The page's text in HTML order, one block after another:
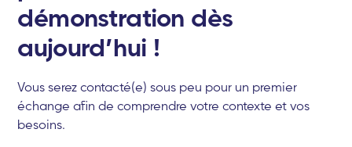
démonstration dès
aujourd’hui !
Vous serez contacté(e) sous peu pour un premier
échange afin de comprendre votre contexte et vos
besoins.